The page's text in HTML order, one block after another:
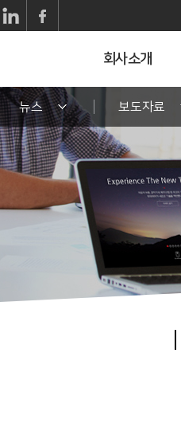
회사소개
뉴스 보도자료